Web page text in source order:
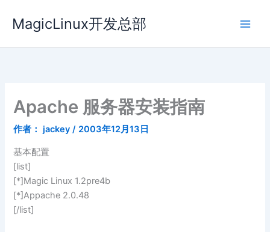
容
MagicLinux开发总部
Apache 服务器安装指南
作者： jackey/ 2003年12月13日
基本配置
[list]
[*]Magic Linux 1.2pre4b
[*]Appache 2.0.48
[/list]